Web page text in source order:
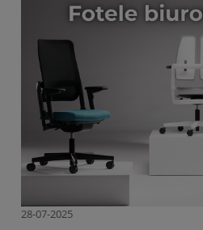
28-07-2025